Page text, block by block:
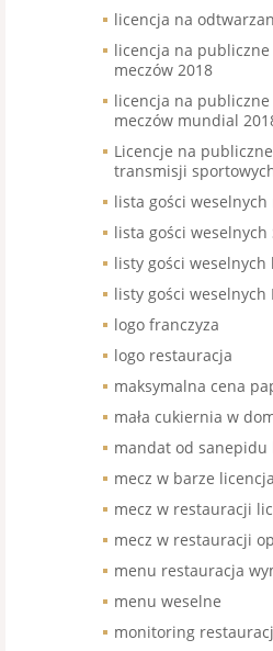
licencja na
licencja na
meczów 2018
licencja na
meczów mundial
Licencje na
transmisji
lista gości
lista gości weselnych
listy gości weselnych
listy gości weselnych
logo franczyza
logo restauracja
maksymalna cena
mała cukiernia w
mandat od sanepidu
mecz w barze licencja
mecz w restauracji
mecz w restauracji
menu restauracja
menu weselne
monitoring